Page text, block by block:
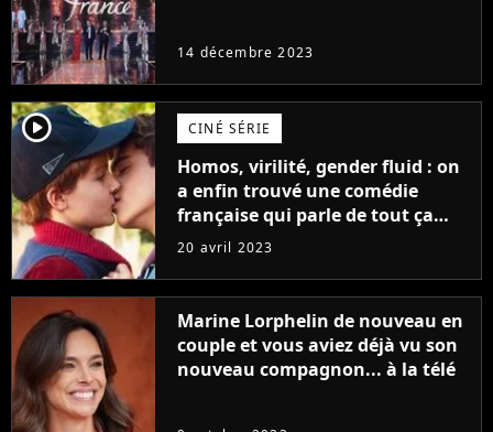
14 décembre 2023
player2 CINÉ SÉRIE
Homos, virilité, gender fluid : on
a enfin trouvé une comédie
française qui parle de tout ça
sans être super ringarde
20 avril 2023
Marine Lorphelin de nouveau en
couple et vous aviez déjà vu son
nouveau compagnon... à la télé